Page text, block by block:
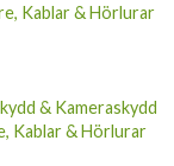
Kablar & Hörlurar
& Kameraskydd
Kablar & Hörlurar